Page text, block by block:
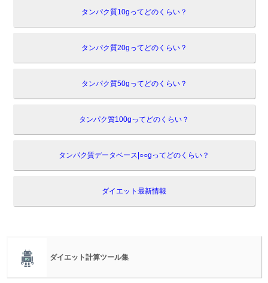
タンパク質10gってどのくらい？
タンパク質20gってどのくらい？
タンパク質50gってどのくらい？
タンパク質100gってどのくらい？
タンパク質データベース|○○gってどのくらい？
ダイエット最新情報
ダイエット計算ツール集